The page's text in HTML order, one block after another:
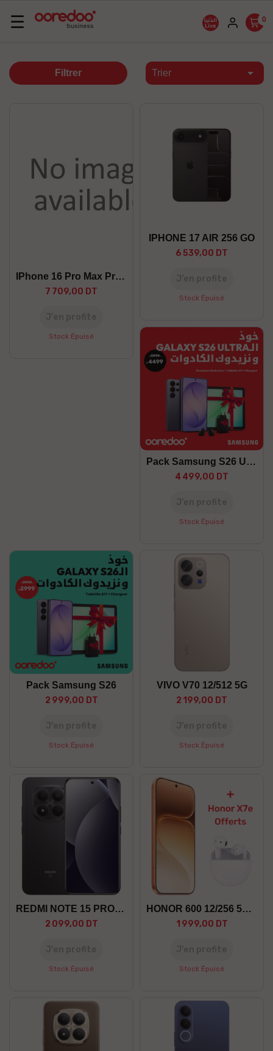
Basculer
☰ 0
Filtrer Trier 
IPhone 16 Pro Max Preorder
7 709,00 DT
Stock Épuisé
IPHONE 17 AIR 256 GO
6 539,00 DT
Stock Épuisé
Pack Samsung S26 Ultra
4 499,00 DT
Stock Épuisé
Pack Samsung S26
2 999,00 DT
Stock Épuisé
VIVO V70 12/512 5G
2 199,00 DT
Stock Épuisé
REDMI NOTE 15 PRO+ 12/512 5G
2 099,00 DT
Stock Épuisé
HONOR 600 12/256 5G +GF
1 999,00 DT
Stock Épuisé